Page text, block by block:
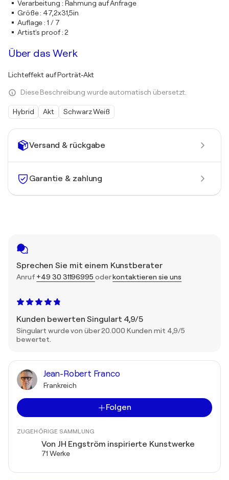
Versand & rückgabe
Garantie & zahlung
Sprechen Sie mit einem Kunstberater
Anruf +49 30 31196995 oderkontaktieren sie uns
Kunden bewerten Singulart 4,9/5
Singulart wurde von über 20.000 Kunden mit 4,9/5
bewertet.
Jean-Robert Franco
Frankreich
Folgen
ZUGEHÖRIGE SAMMLUNG
Von JH Engström inspirierte Kunstwerke
71 Werke
Verarbeitung : Rahmung auf Anfrage
Größe: 47,2x31,5in
Auflage:1 / 7
Artist's proof: 2
Über das Werk
Lichteffekt auf Porträt-Akt
Diese Beschreibung wurde automatisch übersetzt.
Hybrid Akt Schwarz Weiß